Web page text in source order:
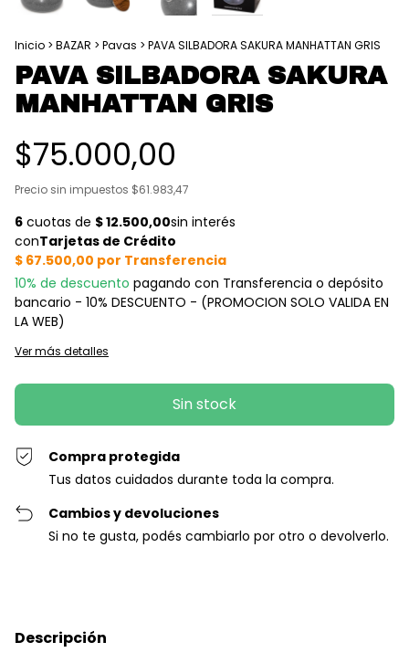
Inicio > BAZAR > Pavas > PAVA SILBADORA SAKURA MANHATTAN GRIS
PAVA SILBADORA SAKURA
MANHATTAN GRIS
$75.000,00
Precio sin impuestos $61.983,47
10% de descuento pagando con Transferencia o depósito
bancario - 10% DESCUENTO - (PROMOCION SOLO VALIDA EN
LA WEB)
Ver más detalles
Compra protegida
Tus datos cuidados durante toda la compra.
Cambios y devoluciones
Si no te gusta, podés cambiarlo por otro o devolverlo.
Descripción